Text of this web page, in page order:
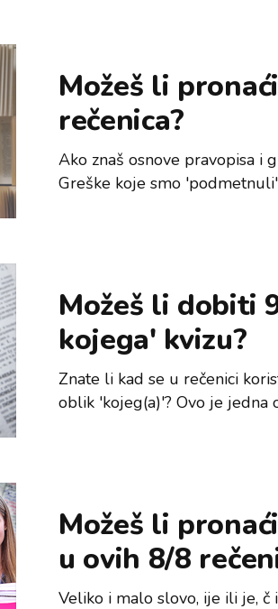
Možeš li
rečenica?
Ako znaš osnove pravopisa i
Greške koje smo
Možeš li dobiti
kojega' kvizu?
Znate li kad se u rečenici
oblik 'kojeg(a)'? Ovo je jedna
Možeš li
u ovih 8/8
Veliko i malo slovo, ije ili je, č